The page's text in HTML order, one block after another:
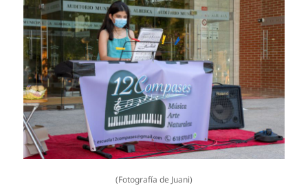
(Fotografía de Juani)